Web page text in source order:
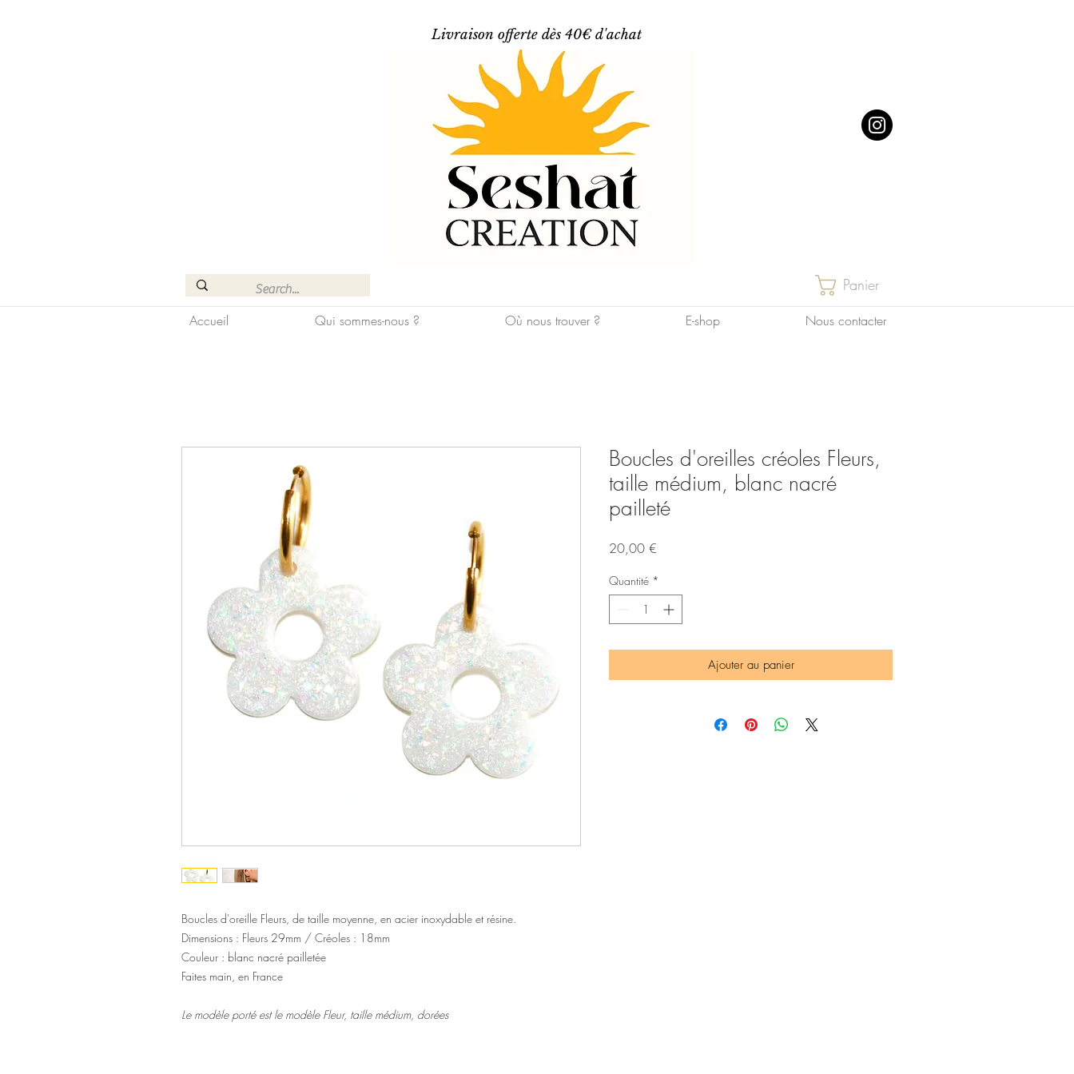
Livraison offerte dès 40€ d'achat
Panier
Accueil Qui sommes-nous ? Où nous trouver ? E-shop Nous contacter
Boucles d'oreille Fleurs, de taille moyenne, en acier inoxydable et résine.
Dimensions : Fleurs 29mm / Créoles : 18mm
Couleur : blanc nacré pailletée
Faites main, en France
Le modèle porté est le modèle Fleur, taille médium, dorées
Boucles d'oreilles créoles Fleurs,
taille médium, blanc nacré
pailleté
20,00 €
Quantité *
Ajouter au panier